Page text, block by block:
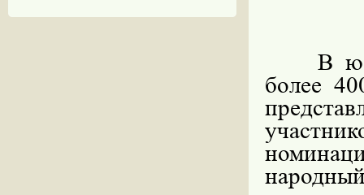
В
более